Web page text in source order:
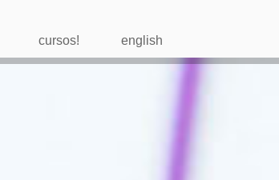
cursos! english